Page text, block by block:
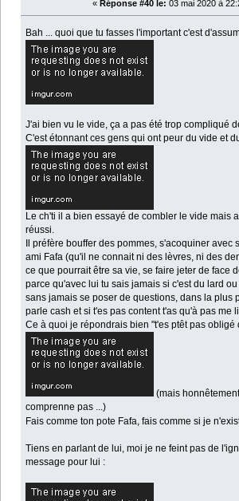
« Réponse #40 le: 03 mai 2020 à
Bah ... quoi que tu fasses l'important c'est
J'ai bien vu le vide, ça a pas été trop compliqué
C'est étonnant ces gens qui ont peur du vide et
Le ch'ti il a bien essayé de combler le vide mais
réussi.
Il préfère bouffer des pommes, s'acoquiner avec
ami Fafa (qu'il ne connait ni des lèvres, ni des
ce que pourrait être sa vie, se faire jeter de face
parce qu'avec lui tu sais jamais si c'est du lard
sans jamais se poser de questions, dans la plus
parle cash et si t'es pas content t'as qu'à pas me
Ce à quoi je répondrais bien "t'es ptêt pas obligé
(mais
comprenne pas ...)
Fais comme ton pote Fafa, fais comme si je
Tiens en parlant de lui, moi je ne feint pas de
message pour lui :